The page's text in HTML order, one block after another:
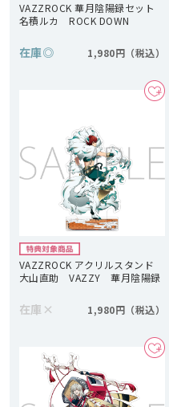
VAZZROCK 華月陰陽録セット
名積ルカ ROCK DOWN
在庫◎ 1,980円
VAZZROCK アクリルスタンド
大山直助 VAZZY 華月陰陽録
在庫 × 1,980円